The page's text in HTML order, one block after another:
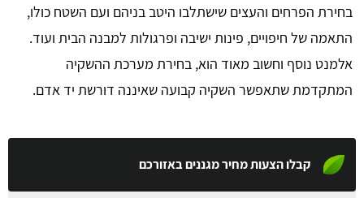
בחירת הפרחים והעצים שישתלבו היטב בניהם ועם השטח כולו,
התאמה של חיפויים, פינות ישיבה ופרגולות למבנה הבית ועוד.
אלמנט נוסף וחשוב מאוד הוא, בחירת מערכת ההשקיה
המתקדמת שתאפשר השקיה קבועה שאיננה דורשת יד אדם.
קבלו הצעות מחיר מגננים באזורכם